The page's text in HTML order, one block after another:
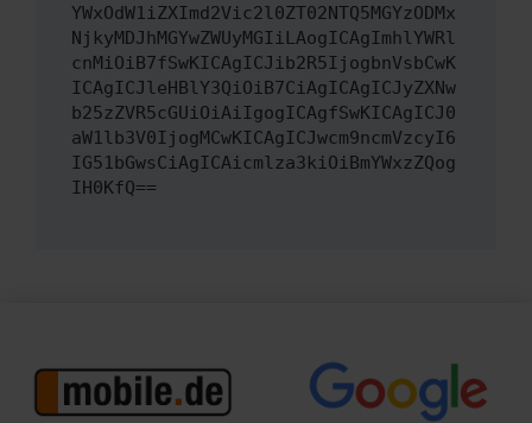
YWxOdW1iZXImd2Vic2l0ZT02NTQ5MGYzODMx
NjkyMDJhMGYwZWUyMGIiLAogICAgImhlYWRl
cnMiOiB7fSwKICAgICJib2R5IjogbnVsbCwK
ICAgICJleHBlY3QiOiB7CiAgICAgICJyZXNw
b25zZVR5cGUiOiAiIgogICAgfSwKICAgICJ0
aW1lb3V0IjogMCwKICAgICJwcm9ncmVzcyI6
IG51bGwsCiAgICAicmlza3kiOiBmYWxzZQog
IH0KfQ==